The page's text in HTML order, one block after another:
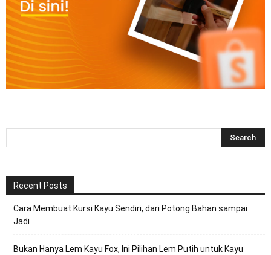
Recent Posts
Cara Membuat Kursi Kayu Sendiri, dari Potong Bahan sampai
Jadi
Bukan Hanya Lem Kayu Fox, Ini Pilihan Lem Putih untuk Kayu